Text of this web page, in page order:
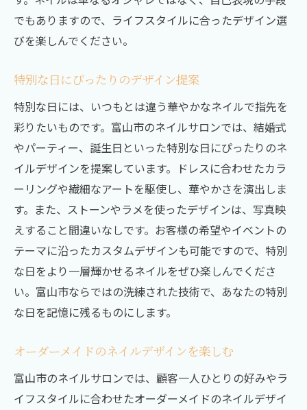
でもありますので、ライフスタイルに合ったデザイン選
びを楽しんでください。
特別な日にぴったりのデザイン提案
特別な日には、いつもとは違う華やかなネイルで指先を
彩りたいものです。富山市のネイルサロンでは、結婚式
やパーティー、誕生日といった特別な日にぴったりのネ
イルデザインを提案しています。ドレスに合わせたカラ
ーリングや繊細なアートを駆使し、華やかさを演出しま
す。また、ストーンやラメを使ったデザインは、写真映
えすること間違いなしです。お客様の希望やイベントの
テーマに沿ったカスタムデザインも可能ですので、特別
な日をより一層輝かせるネイルをぜひ楽しんでくださ
い。富山市ならではの洗練された技術で、あなたの特別
な日を記憶に残るものにします。
オーダーメイドのネイルデザインを楽しむ
富山市のネイルサロンでは、顧客一人ひとりの好みやラ
イフスタイルに合わせたオーダーメイドのネイルデザイ